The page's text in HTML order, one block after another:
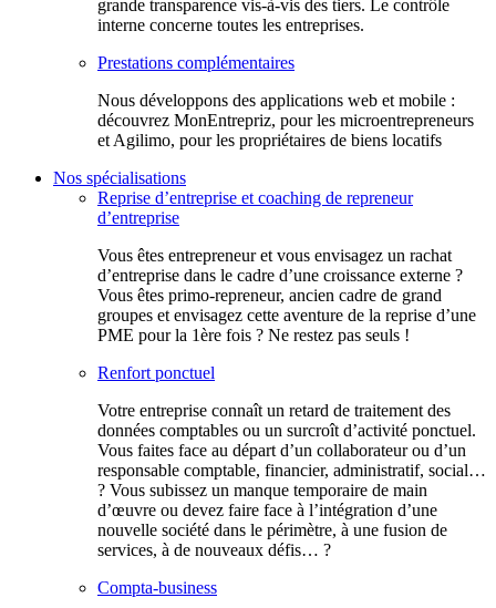
grande transparence vis-à-vis des tiers. Le contrôle
interne concerne toutes les entreprises.
Prestations complémentaires
Nous développons des applications web et mobile :
découvrez MonEntrepriz, pour les microentrepreneurs
et Agilimo, pour les propriétaires de biens locatifs
Nos spécialisations
Reprise d’entreprise et coaching de repreneur
d’entreprise
Vous êtes entrepreneur et vous envisagez un rachat
d’entreprise dans le cadre d’une croissance externe ?
Vous êtes primo-repreneur, ancien cadre de grand
groupes et envisagez cette aventure de la reprise d’une
PME pour la 1ère fois ? Ne restez pas seuls !
Renfort ponctuel
Votre entreprise connaît un retard de traitement des
données comptables ou un surcroît d’activité ponctuel.
Vous faites face au départ d’un collaborateur ou d’un
responsable comptable, financier, administratif, social…
? Vous subissez un manque temporaire de main
d’œuvre ou devez faire face à l’intégration d’une
nouvelle société dans le périmètre, à une fusion de
services, à de nouveaux défis… ?
Compta-business